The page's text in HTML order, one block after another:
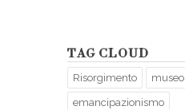
TAG CLOUD
Risorgimento museo
emancipazionismo